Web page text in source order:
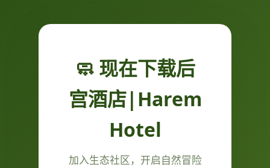
🧼 现在下载后
宫酒店|Harem
Hotel
加入生态社区，开启自然冒险